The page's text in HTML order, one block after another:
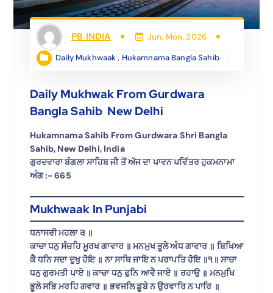
PB INDIA Jun, Mon, 2026
Daily Mukhwaak, Hukamnama Bangla Sahib
Daily Mukhwak From Gurdwara
Bangla Sahib New Delhi
Hukamnama Sahib From Gurdwara Shri Bangla
Sahib, New Delhi, India
ਗੁਰਦਵਾਰਾ ਬੰਗਲਾ ਸਾਹਿਬ ਜੀ ਤੋਂ ਅੱਜ ਦਾ ਪਾਵਨ ਪਵਿੱਤਰ ਹੁਕਮਨਾਮਾ
ਅੰਗ :- 665
Mukhwaak In Punjabi
ਧਨਾਸਰੀ ਮਹਲਾ ੩ ॥
ਕਾਚਾ ਧਨੁ ਸੰਚਹਿ ਮੂਰਖ ਗਾਵਾਰ ॥ ਮਨਮੁਖ ਭੂਲੇ ਅੰਧ ਗਾਵਾਰ ॥ ਬਿਖਿਆ
ਕੈ ਧਨਿ ਸਦਾ ਦੁਖੁ ਹੋਇ ॥ ਨਾ ਸਾਥਿ ਜਾਇ ਨ ਪਰਾਪਤਿ ਹੋਇ ॥੧॥ ਸਾਚਾ
ਧਨੁ ਗੁਰਮਤੀ ਪਾਏ ॥ ਕਾਚਾ ਧਨੁ ਫੁਨਿ ਆਵੈ ਜਾਏ ॥ ਰਹਾਉ ॥ ਮਨਮੁਖਿ
ਭੂਲੇ ਸਭਿ ਮਰਹਿ ਗਵਾਰ ॥ ਭਵਜਲਿ ਡੂਬੇ ਨ ਉਰਵਾਰਿ ਨ ਪਾਰਿ ॥